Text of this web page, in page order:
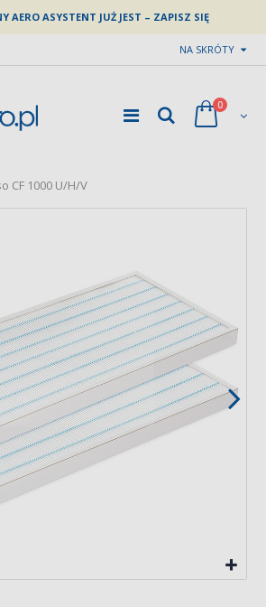
AERO ASYSTENT JUŻ JEST – ZAPISZ SIĘ
NA SKRÓTY
0
CF 1000 U/H/V